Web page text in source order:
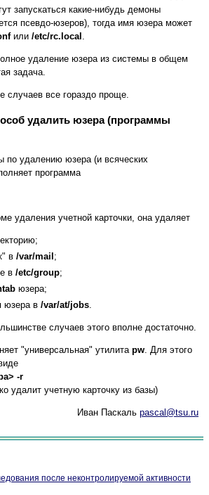
запускаться какие-нибудь демоны
псевдо-юзеров), тогда имя юзера может
или /etc/rc.local .
удаление юзера из системы в общем
задача.
случаев все гораздо проще.
удалить юзера (программы
по удалению юзера (и всяческих
программа
удаления учетной карточки, она удаляет
в /var/mail ;
в /etc/group;
юзера;
юзера в /var/at/jobs.
случаев этого вполне достаточно.
"универсальная" утилита pw. Для этого
-r
удалит учетную карточку из базы)
Иван Паскаль pascal@tsu.ru
после неконтролируемой активности